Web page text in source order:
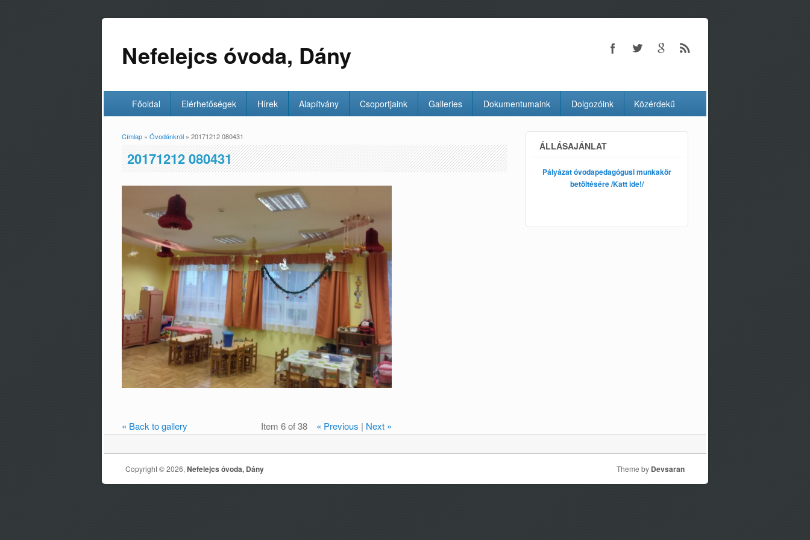
Nefelejcs óvoda, Dány
Főoldal Elérhetőségek Hírek Alapítvány Csoportjaink Galleries Dokumentumaink Dolgozóink Közérdekű
Jelenlegi hely
Címlap » Óvodánkról » 20171212 080431
20171212 080431
« Back to gallery Item 6 of 38 « Previous | Next »
ÁLLÁSAJÁNLAT
Pályázat óvodapedagógusi munkakör
betöltésére /Katt ide!/
Copyright © 2026, Nefelejcs óvoda, Dány Theme by Devsaran